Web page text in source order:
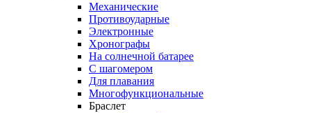
Механические
Противоударные
Электронные
Хронографы
На солнечной батарее
С шагомером
Для плавания
Многофункциональные
Браслет